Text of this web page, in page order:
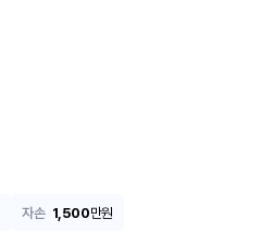
자손 1,500만원